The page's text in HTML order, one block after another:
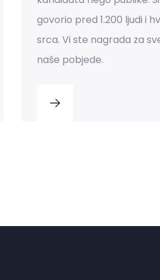
govorio pred 1.200 ljudi i
srca. Vi ste nagrada za
naše pobjede.